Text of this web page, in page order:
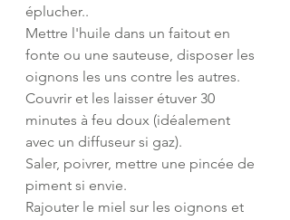
éplucher..
Mettre l'huile dans un faitout en
fonte ou une sauteuse, disposer les
oignons les uns contre les autres.
Couvrir et les laisser étuver 30
minutes à feu doux (idéalement
avec un diffuseur si gaz).
Saler, poivrer, mettre une pincée de
piment si envie.
Rajouter le miel sur les oignons et